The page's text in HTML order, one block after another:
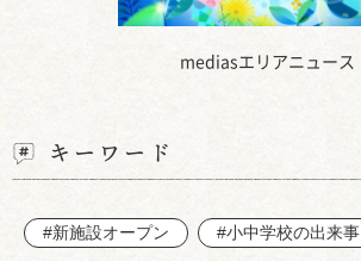
mediasエリアニュース
キーワード
#新施設オープン #小中学校の出来事